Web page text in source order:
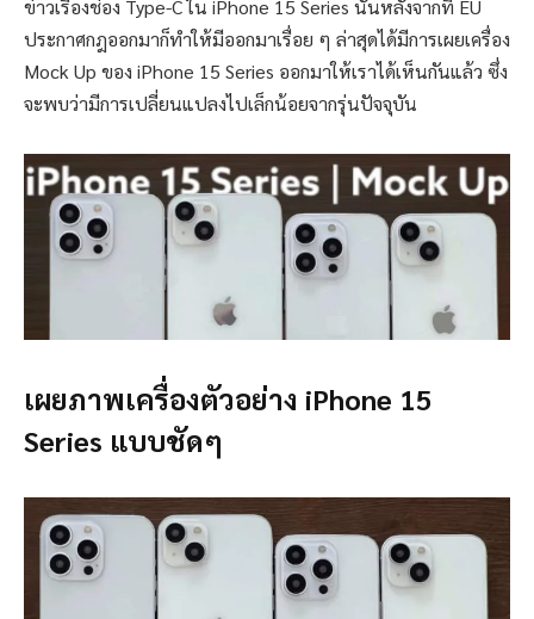
ข่าวเรื่องช่อง Type-C ใน iPhone 15 Series นั้นหลังจากที่ EU
ประกาศกฎออกมาก็ทำให้มีออกมาเรื่อย ๆ ล่าสุดได้มีการเผยเครื่อง
Mock Up ของ iPhone 15 Series ออกมาให้เราได้เห็นกันแล้ว ซึ่ง
จะพบว่ามีการเปลี่ยนแปลงไปเล็กน้อยจากรุ่นปัจจุบัน
เผยภาพเครื่องตัวอย่าง iPhone 15
Series แบบชัดๆ